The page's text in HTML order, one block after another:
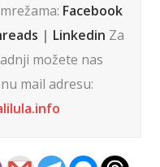
Facebook
| Linkedin Za
možete nas
mail adresu: